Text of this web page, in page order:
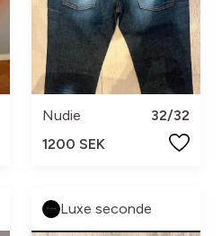
Nudie
32/32
1200 SEK
Luxe seconde